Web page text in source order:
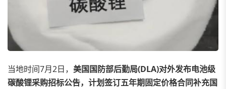
当地时间7月2日， 美国国防部后勤局(DLA)对外发布电池级
碳酸锂采购招标公告，计划签订五年期固定价格合同补充国